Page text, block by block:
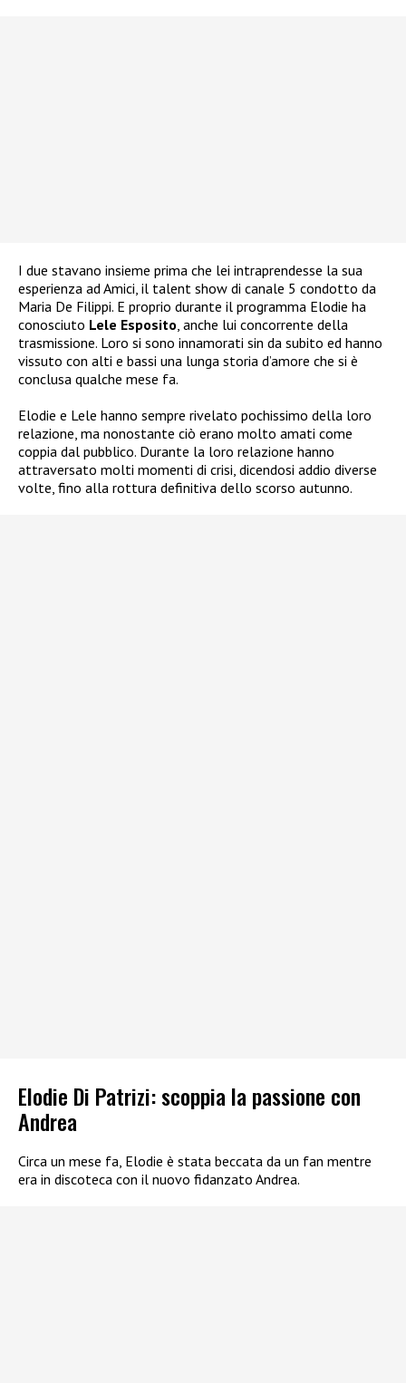
I due stavano insieme prima che lei intraprendesse la sua
esperienza ad Amici, il talent show di canale 5 condotto da
Maria De Filippi. E proprio durante il programma Elodie ha
conosciuto Lele Esposito, anche lui concorrente della
trasmissione. Loro si sono innamorati sin da subito ed hanno
vissuto con alti e bassi una lunga storia d’amore che si è
conclusa qualche mese fa.
Elodie e Lele hanno sempre rivelato pochissimo della loro
relazione, ma nonostante ciò erano molto amati come
coppia dal pubblico. Durante la loro relazione hanno
attraversato molti momenti di crisi, dicendosi addio diverse
volte, fino alla rottura definitiva dello scorso autunno.
Elodie Di Patrizi: scoppia la passione con
Andrea
Circa un mese fa, Elodie è stata beccata da un fan mentre
era in discoteca con il nuovo fidanzato Andrea.